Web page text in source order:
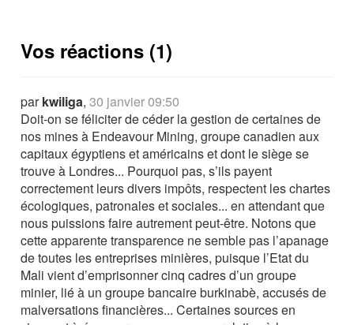
Vos réactions (1)
parkwiliga,30 janvier 09:50
Doit-on se féliciter de céder la gestion de certaines de
nos mines à Endeavour Mining, groupe canadien aux
capitaux égyptiens et américains et dont le siège se
trouve à Londres... Pourquoi pas, s’ils payent
correctement leurs divers impôts, respectent les chartes
écologiques, patronales et sociales... en attendant que
nous puissions faire autrement peut-être. Notons que
cette apparente transparence ne semble pas l’apanage
de toutes les entreprises minières, puisque l’Etat du
Mali vient d’emprisonner cinq cadres d’un groupe
minier, lié à un groupe bancaire burkinabè, accusés de
malversations financières... Certaines sources en